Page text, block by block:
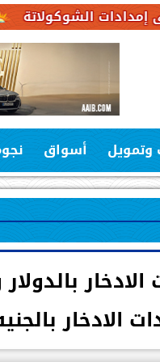
الكشف
وتمويل أسواق
الادخار